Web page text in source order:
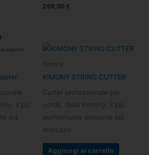
269,00 €
il più
sul
KIMONY STRING CUTTER
Cutter professionale per
corde, della Kimony, il più
performante presente sul
mercato!
Aggiungi al carrello